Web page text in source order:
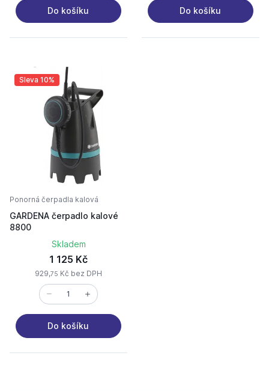
Do košíku Do košíku
Sleva 10%
Ponorná čerpadla kalová
GARDENA čerpadlo kalové
8800
Skladem
1 125 Kč
929,75 Kč bez DPH
Do košíku